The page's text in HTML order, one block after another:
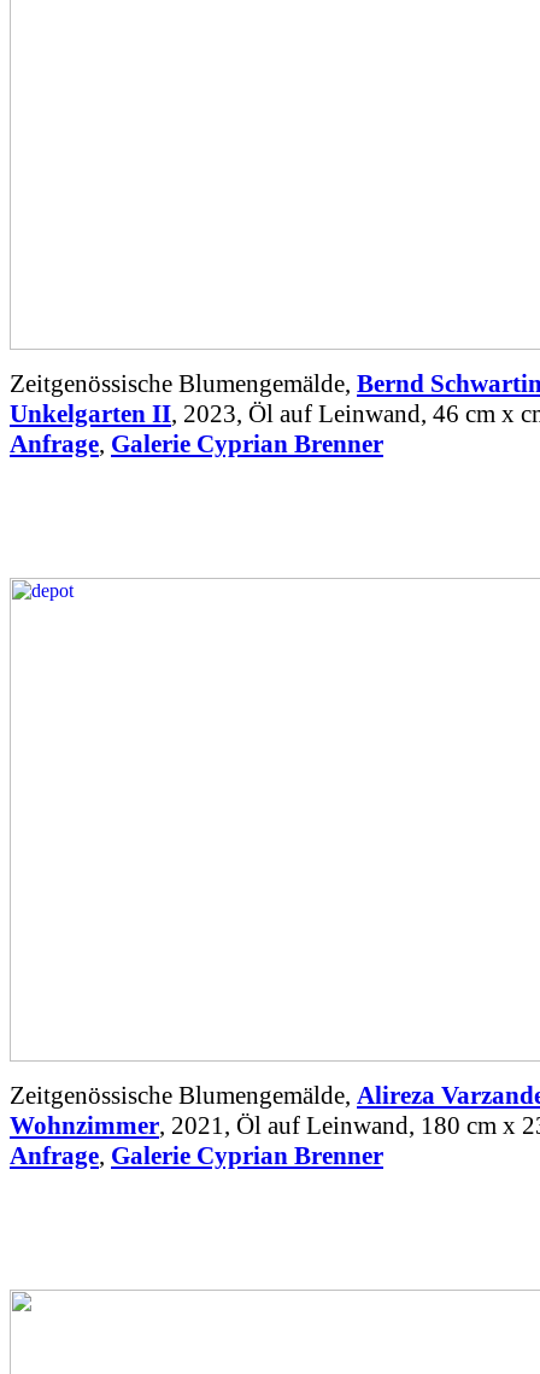
Zeitgenössische Blumengemälde, Bernd
Unkelgarten II, 2023, Öl auf Leinwand, 46 cm x
Anfrage, Galerie Cyprian Brenner
Zeitgenössische Blumengemälde, Alireza
Wohnzimmer, 2021, Öl auf Leinwand, 180 cm x
Anfrage, Galerie Cyprian Brenner